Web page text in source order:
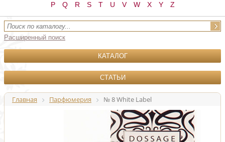
P
Q R S T U V W X Y Z
Расширенный поиск
КАТАЛОГ
СТАТЬИ
Главная Парфюмерия № 8 White Label